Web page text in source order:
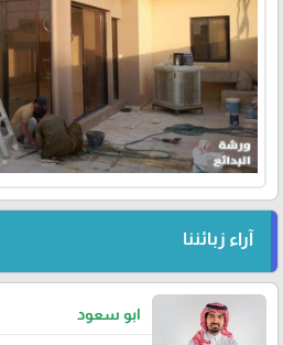
آراء زبائننا
ابو سعود